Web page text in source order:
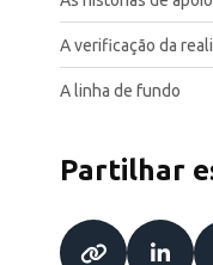
A verificação da
A linha de fundo
Partilhar